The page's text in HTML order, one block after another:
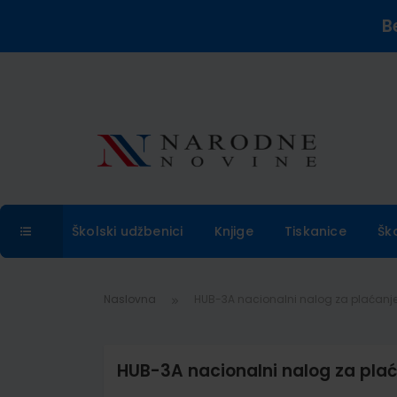
Školski udžbenici Knjige Tiskanice
Naslovna
HUB-3A nacionalni nalog za